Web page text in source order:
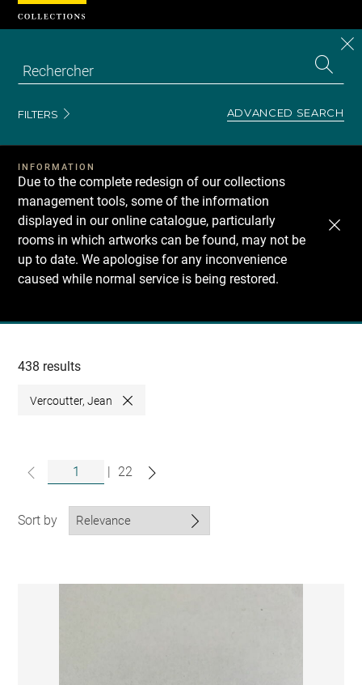
FILTERS ADVANCED SEARCH
INFORMATION
Due to the complete redesign of our collections
management tools, some of the information
displayed in our online catalogue, particularly
rooms in which artworks can be found, may not be
up to date. We apologise for any inconvenience
caused while normal service is being restored.
Recherche
collections
438 results
Vercoutter, Jean Close
22
Sort by
Cookies management panel